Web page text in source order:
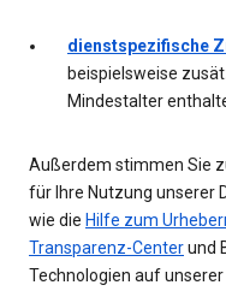
dienstspezifische
beispielsweise
Mindestalter
Außerdem stimmen Sie
für Ihre Nutzung unserer
wie die Hilfe zum
Transparenz-Centerund
Technologien auf unserer